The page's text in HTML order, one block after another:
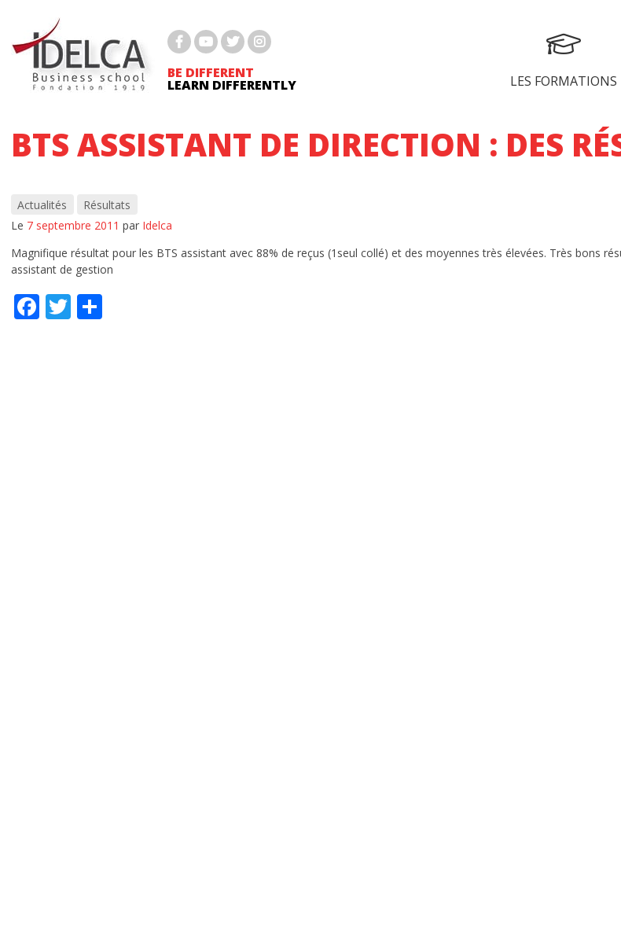
contenu
BE DIFFERENT
LEARN DIFFERENTLY LES FORMATIONS
BTS ASSISTANT DE DIRECTION : DES
Actualités
Résultats
Le 7 septembre 2011 par Idelca
Magnifique résultat pour les BTS assistant avec 88% de reçus (1seul collé) et des moyennes très élevées. Très bons
assistant de gestion
Facebook
Twitter
COMPTABILITÉ GESTION
GESTION DE LA PME
MCO
PROFESSIONS IMMOBILIÈRES
MARKETING DIGITAL
RH
immobilier
1 MARKETING DIGITAL ET COMMUNICATION